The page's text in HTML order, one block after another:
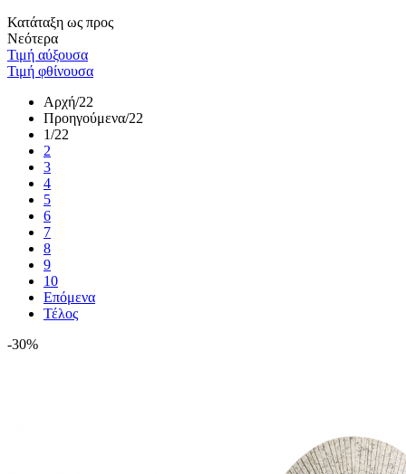
Κατάταξη ως προς
Νεότερα
Τιμή αύξουσα
Τιμή φθίνουσα
Αρχή/22
Προηγούμενα/22
1/22
2
3
4
5
6
7
8
9
10
Επόμενα
Τέλος
-30%